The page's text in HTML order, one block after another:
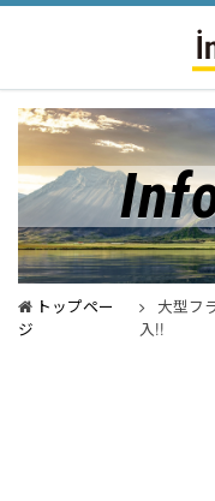
トップペー
ジ
大型フ
入!!